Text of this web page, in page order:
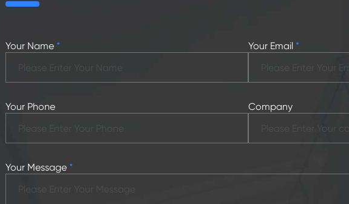
Your Name * Your Email *
Your Phone Company
Your Message *